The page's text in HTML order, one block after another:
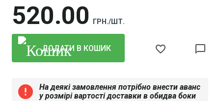
520 00 ГРН./ШТ.
ДОДАТИ В КОШИК favorite_border chat_bubble_outline
error
На деякі замовлення потрібно внести аванс
у розмірі вартості доставки в обидва боки